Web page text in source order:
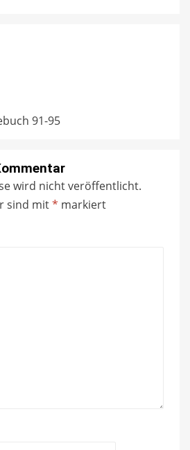
91-95
wird nicht veröffentlicht.
sind mit* markiert